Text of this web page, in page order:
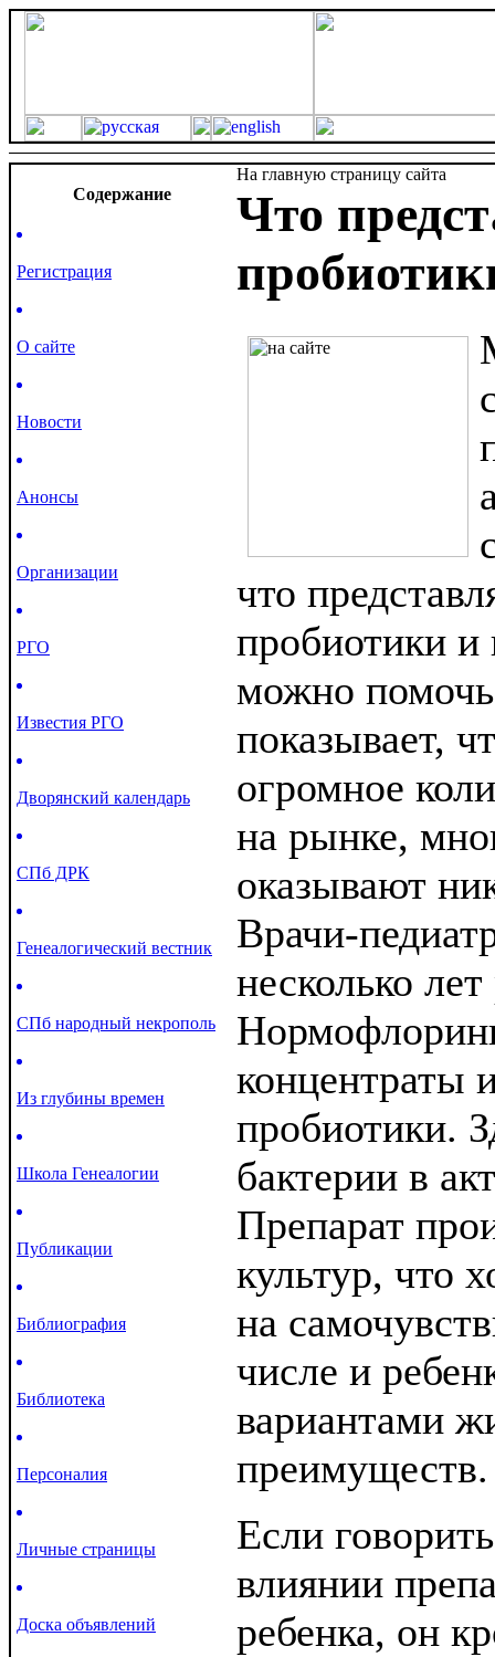
Cодержание
Регистрация
О сайте
Новости
Анонсы
Организации
РГО
Известия РГО
Дворянский календарь
СПб ДРК
Генеалогический вестник
СПб народный некрополь
Из глубины времен
Школа Генеалогии
Публикации
Библиография
Библиотека
Персоналия
Личные страницы
Доска объявлений
На главную страницу сайта
Что
что
пробиотики
можно
показывает,
огромное
на рынке,
оказывают
Врачи-
несколько
концентраты
пробиотики.
бактерии в
Препарат
культур, что
на
числе и
вариантами
преимуществ.
Если
влиянии
ребенка, он